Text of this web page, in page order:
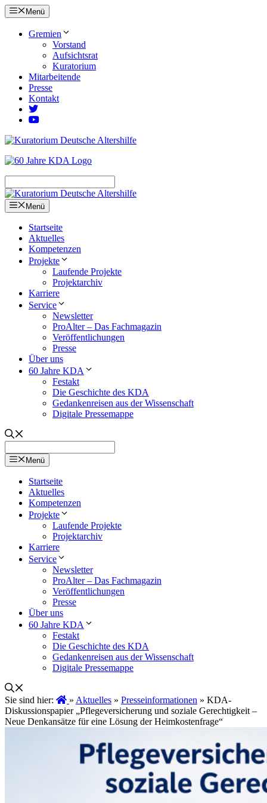
Zum
Inhalt
springen
Menü
Gremien
Vorstand
Aufsichtsrat
Kuratorium
Mitarbeitende
Presse
Kontakt
Menü
Startseite
Aktuelles
Kompetenzen
Projekte
Laufende Projekte
Projektarchiv
Karriere
Service
Newsletter
ProAlter – Das Fachmagazin
Veröffentlichungen
Presse
Über uns
60 Jahre KDA
Festakt
Die Geschichte des KDA
Gedankenreisen aus der Wissenschaft
Digitale Pressemappe
Menü
Startseite
Aktuelles
Kompetenzen
Projekte
Laufende Projekte
Projektarchiv
Karriere
Service
Newsletter
ProAlter – Das Fachmagazin
Veröffentlichungen
Presse
Über uns
60 Jahre KDA
Festakt
Die Geschichte des KDA
Gedankenreisen aus der Wissenschaft
Digitale Pressemappe
Sie sind hier: » Aktuelles » Presseinformationen » KDA-
Diskussionspapier „Pflegeversicherung und soziale Gerechtigkeit –
Neue Denkansätze für eine Lösung der Heimkostenfrage“